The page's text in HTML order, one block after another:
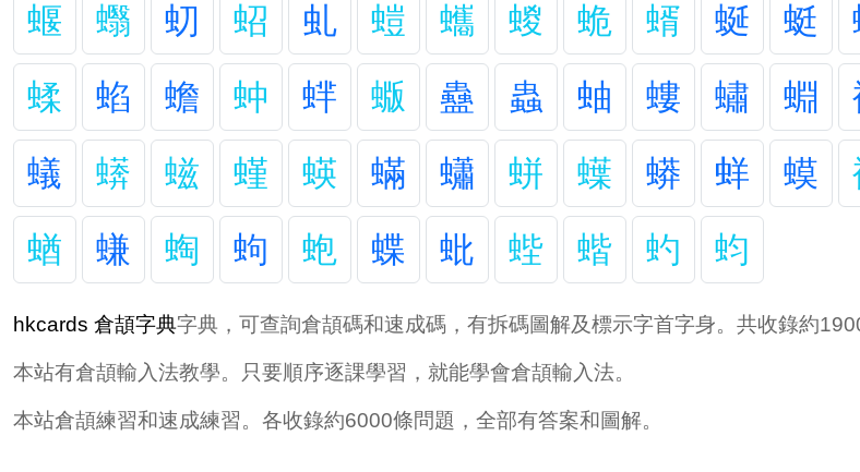
蝘
蠮 虭 蛁 虬 螘 蠵 蝬 蛫 蝑 蜒 蜓
蝚
蜭 蟾 蚛 蝆 蝂 蠱 蟲 蚰 螻 蟰 蜵
蟻
蠎 螆 螼 蝧 蟎 蠨 蛢 蠂 蟒 蛘 蟆
蝤
螊 蜪 蚼 蚫 蝶 蚍 蜌 蝔 虳 蚐
hkcards 倉頡字典字典，可查詢倉頡碼和速成碼，有拆碼圖解及標示字首字身。共收錄約
本站有倉頡輸入法教學。只要順序逐課學習，就能學會倉頡輸入法。
本站倉頡練習和速成練習。各收錄約6000條問題，全部有答案和圖解。